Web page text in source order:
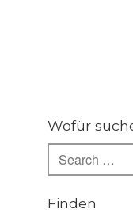
Wofür
Finden